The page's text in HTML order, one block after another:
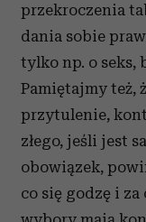
przekroczenia
dania sobie
tylko np. o seks,
Pamiętajmy też,
przytulenie,
złego, jeśli jest
obowiązek,
co się godzę i